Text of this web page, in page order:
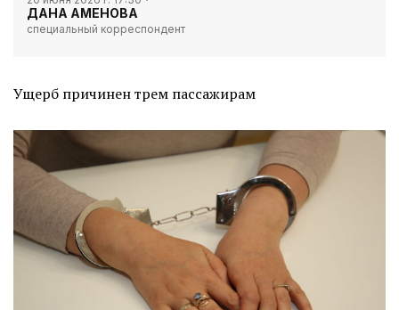
ДАНА АМЕНОВА
специальный корреспондент
Ущерб причинен трем пассажирам